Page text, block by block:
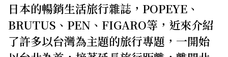
日本的暢銷生活旅行雜誌，POPEYE、
BRUTUS、PEN、FIGARO等，近來介紹
了許多以台灣為主題的旅行專題，一開始